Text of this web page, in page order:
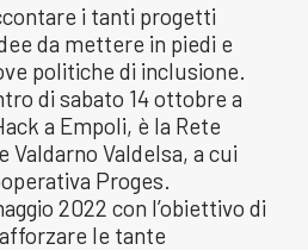
i tanti progetti
da mettere in piedi e
politiche di inclusione.
di sabato 14 ottobre a
a Empoli, è la Rete
Valdarno Valdelsa, a cui
Proges.
2022 con l’obiettivo di
le tante